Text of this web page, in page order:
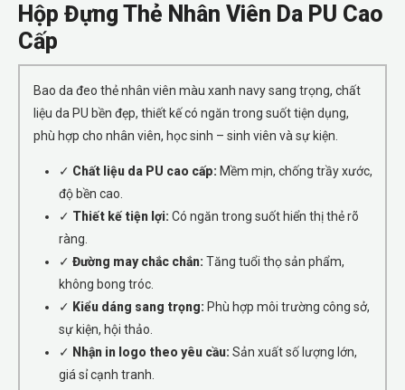
Hộp Đựng Thẻ Nhân Viên Da PU Cao
Cấp
Bao da đeo thẻ nhân viên màu xanh navy sang trọng, chất
liệu da PU bền đẹp, thiết kế có ngăn trong suốt tiện dụng,
phù hợp cho nhân viên, học sinh – sinh viên và sự kiện.
✓ Chất liệu da PU cao cấp: Mềm mịn, chống trầy xước,
độ bền cao.
✓ Thiết kế tiện lợi: Có ngăn trong suốt hiển thị thẻ rõ
ràng.
✓ Đường may chắc chắn: Tăng tuổi thọ sản phẩm,
không bong tróc.
✓ Kiểu dáng sang trọng: Phù hợp môi trường công sở,
sự kiện, hội thảo.
✓ Nhận in logo theo yêu cầu: Sản xuất số lượng lớn,
giá sỉ cạnh tranh.